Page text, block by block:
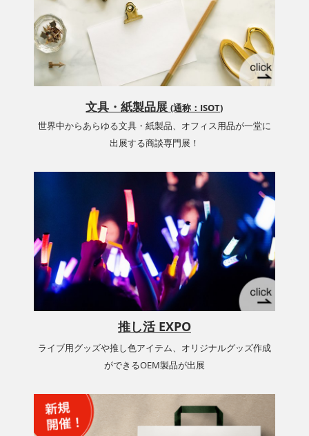
文具・紙製品展(通称：ISOT)
世界中からあらゆる文具・紙製品、オフィス用品が一堂に
出展する商談専門展！
推し活 EXPO
ライブ用グッズや推し色アイテム、オリジナルグッズ作成
ができるOEM製品が出展